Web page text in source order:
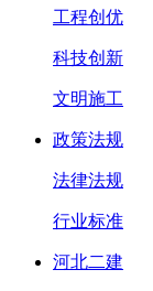
工程创优
科技创新
文明施工
政策法规
法律法规
行业标准
河北二建